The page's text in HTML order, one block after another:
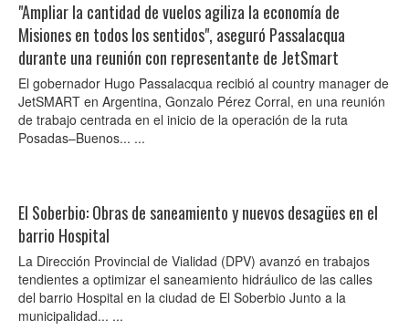
"Ampliar la cantidad de vuelos agiliza la economía de
Misiones en todos los sentidos", aseguró Passalacqua
durante una reunión con representante de JetSmart
El gobernador Hugo Passalacqua recibió al country manager de
JetSMART en Argentina, Gonzalo Pérez Corral, en una reunión
de trabajo centrada en el inicio de la operación de la ruta
Posadas–Buenos... ...
El Soberbio: Obras de saneamiento y nuevos desagües en el
barrio Hospital
La Dirección Provincial de Vialidad (DPV) avanzó en trabajos
tendientes a optimizar el saneamiento hidráulico de las calles
del barrio Hospital en la ciudad de El Soberbio Junto a la
municipalidad... ...